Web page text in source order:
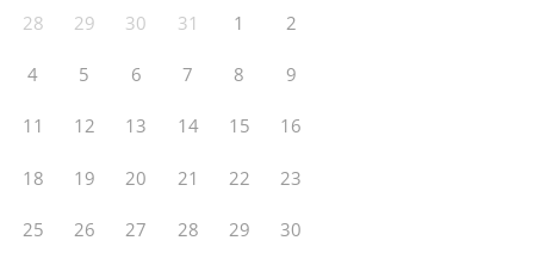
28 29 30 31 1 2
4 5 6 7 8 9
11 12 13 14 15 16
18 19 20 21 22 23
25 26 27 28 29 30